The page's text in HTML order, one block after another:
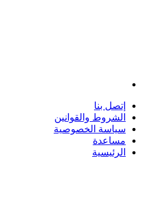
إتصل بنا
الشروط والقوانين
سياسة الخصوصية
مساعدة
الرئيسية